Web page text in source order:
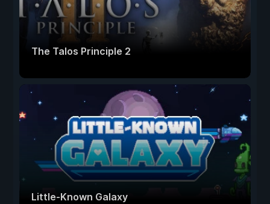
The Talos Principle 2
Little-Known Galaxy